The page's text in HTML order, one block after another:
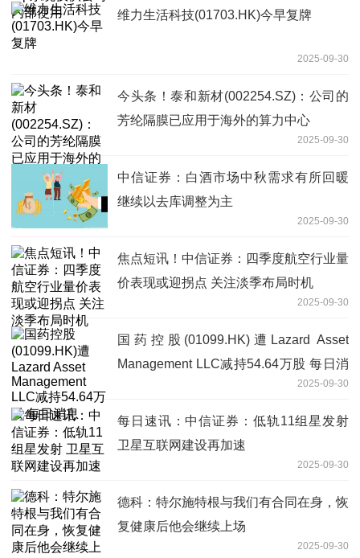
维力生活科技(01703.HK)今早复牌
2025-09-30
今头条！泰和新材(002254.SZ)：公司的
芳纶隔膜已应用于海外的算力中心
2025-09-30
中信证券：白酒市场中秋需求有所回暖
继续以去库调整为主
2025-09-30
焦点短讯！中信证券：四季度航空行业量
价表现或迎拐点 关注淡季布局时机
2025-09-30
国药控股(01099.HK)遭Lazard Asset
Management LLC减持54.64万股 每日消
2025-09-30
每日速讯：中信证券：低轨11组星发射
卫星互联网建设再加速
2025-09-30
德科：特尔施特根与我们有合同在身，恢
复健康后他会继续上场
2025-09-30